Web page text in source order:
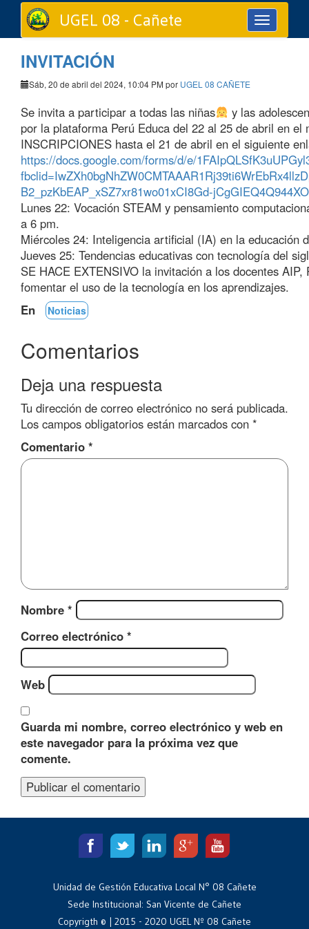
Toggle
navigation
UGEL 08 - Cañete
INVITACIÓN
Sáb, 20 de abril del 2024, 10:04 PM por UGEL 08 CAÑETE
Se invita a participar a todas las niñas
y las
por la plataforma Perú Educa del 22 al 25 de abril en
INSCRIPCIONES hasta el 21 de abril en el siguiente
https://docs.google.com/forms/d/e/
B2_pzKbEAP_xSZ7xr81wo01xCI8Gd-
Lunes 22: Vocación STEAM y pensamiento
a 6 pm.
Miércoles 24: Inteligencia artificial (IA) en la educación
Jueves 25: Tendencias educativas con tecnología del
SE HACE EXTENSIVO la invitación a los docentes
fomentar el uso de la tecnología en los aprendizajes.
En
Noticias
Comentarios
Deja una respuesta
Tu dirección de correo electrónico no será publicada.
Los campos obligatorios están marcados con *
Comentario *
Nombre *
Correo electrónico *
Web
Guarda mi nombre, correo electrónico y web en
este navegador para la próxima vez que
comente.
Unidad de Gestión Educativa Local N° 08 Cañete
Sede Institucional: San Vicente de Cañete
Copyrigth © | 2015 - 2020 UGEL Nº 08 Cañete